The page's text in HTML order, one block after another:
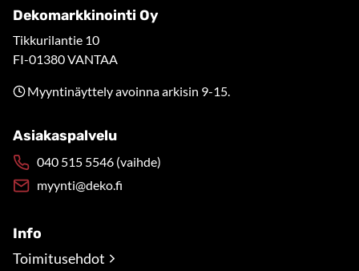
Dekomarkkinointi Oy
Tikkurilantie 10
FI-01380 VANTAA
Myyntinäyttely avoinna arkisin 9-15.
Asiakaspalvelu
040 515 5546 (vaihde)
myynti@deko.fi
Info
Toimitusehdot